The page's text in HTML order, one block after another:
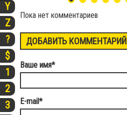
Y
Z
?
$
1
2
3
Пока нет комментариев
ДОБАВИТЬ КОММЕНТАРИЙ
Ваше имя*
E-mail*